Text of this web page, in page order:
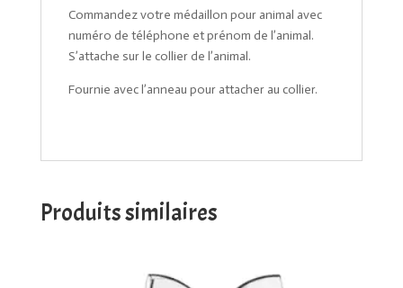
Commandez votre médaillon pour animal avec
numéro de téléphone et prénom de l’animal.
S’attache sur le collier de l’animal.
Fournie avec l’anneau pour attacher au collier.
Produits similaires